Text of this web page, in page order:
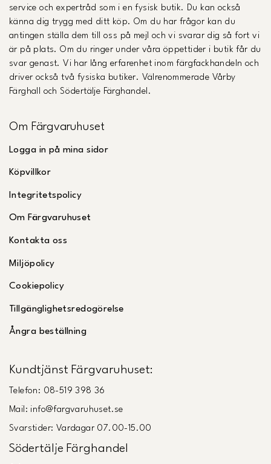
service och expertråd som i en fysisk butik. Du kan också
känna dig trygg med ditt köp. Om du har frågor kan du
antingen ställa dem till oss på mejl och vi svarar dig så fort vi
är på plats. Om du ringer under våra öppettider i butik får du
svar genast. Vi har lång erfarenhet inom färgfackhandeln och
driver också två fysiska butiker. Välrenommerade Vårby
Färghall och Södertälje Färghandel.
Om Färgvaruhuset
Logga in på mina sidor
Köpvillkor
Integritetspolicy
Om Färgvaruhuset
Kontakta oss
Miljöpolicy
Cookiepolicy
Tillgänglighetsredogörelse
Ångra beställning
Kundtjänst Färgvaruhuset:
Telefon: 08-519 398 36
Mail: info@fargvaruhuset.se
Svarstider: Vardagar 07.00-15.00
Södertälje Färghandel